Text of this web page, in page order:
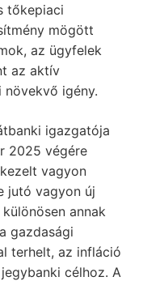
tőkepiaci
mögött
az ügyfelek
az aktív
igény.
igazgatója
2025 végére
vagyon
jutó vagyon új
annak
gazdasági
terhelt, az infláció
célhoz. A